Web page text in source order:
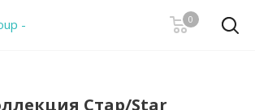
0
Стар/Star